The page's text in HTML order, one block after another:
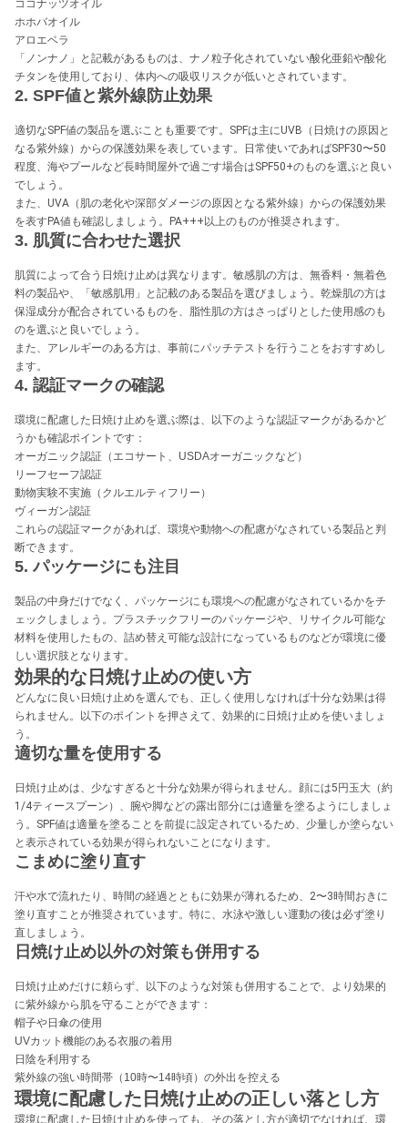
ココナッツオイル
ホホバオイル
アロエベラ
「ノンナノ」と記載があるものは、ナノ粒子化されていない酸化亜鉛や酸化
チタンを使用しており、体内への吸収リスクが低いとされています。
2. SPF値と紫外線防止効果
適切なSPF値の製品を選ぶことも重要です。SPFは主にUVB（日焼けの原因と
なる紫外線）からの保護効果を表しています。日常使いであればSPF30〜50
程度、海やプールなど長時間屋外で過ごす場合はSPF50+のものを選ぶと良い
でしょう。
また、UVA（肌の老化や深部ダメージの原因となる紫外線）からの保護効果
を表すPA値も確認しましょう。PA+++以上のものが推奨されます。
3. 肌質に合わせた選択
肌質によって合う日焼け止めは異なります。敏感肌の方は、無香料・無着色
料の製品や、「敏感肌用」と記載のある製品を選びましょう。乾燥肌の方は
保湿成分が配合されているものを、脂性肌の方はさっぱりとした使用感のも
のを選ぶと良いでしょう。
また、アレルギーのある方は、事前にパッチテストを行うことをおすすめし
ます。
4. 認証マークの確認
環境に配慮した日焼け止めを選ぶ際は、以下のような認証マークがあるかど
うかも確認ポイントです：
オーガニック認証（エコサート、USDAオーガニックなど）
リーフセーフ認証
動物実験不実施（クルエルティフリー）
ヴィーガン認証
これらの認証マークがあれば、環境や動物への配慮がなされている製品と判
断できます。
5. パッケージにも注目
製品の中身だけでなく、パッケージにも環境への配慮がなされているかをチ
ェックしましょう。プラスチックフリーのパッケージや、リサイクル可能な
材料を使用したもの、詰め替え可能な設計になっているものなどが環境に優
しい選択肢となります。
効果的な日焼け止めの使い方
どんなに良い日焼け止めを選んでも、正しく使用しなければ十分な効果は得
られません。以下のポイントを押さえて、効果的に日焼け止めを使いましょ
う。
適切な量を使用する
日焼け止めは、少なすぎると十分な効果が得られません。顔には5円玉大（約
1/4ティースプーン）、腕や脚などの露出部分には適量を塗るようにしましょ
う。SPF値は適量を塗ることを前提に設定されているため、少量しか塗らない
と表示されている効果が得られないことになります。
こまめに塗り直す
汗や水で流れたり、時間の経過とともに効果が薄れるため、2〜3時間おきに
塗り直すことが推奨されています。特に、水泳や激しい運動の後は必ず塗り
直しましょう。
日焼け止め以外の対策も併用する
日焼け止めだけに頼らず、以下のような対策も併用することで、より効果的
に紫外線から肌を守ることができます：
帽子や日傘の使用
UVカット機能のある衣服の着用
日陰を利用する
紫外線の強い時間帯（10時〜14時頃）の外出を控える
環境に配慮した日焼け止めの正しい落とし方
環境に配慮した日焼け止めを使っても、その落とし方が適切でなければ、環